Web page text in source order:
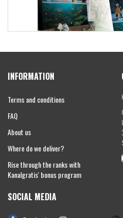
INFORMATION
Terms and conditions
FAQ
About us
Where do we deliver?
Rise through the ranks with
Kanalgratis' bonus program
SOCIAL MEDIA